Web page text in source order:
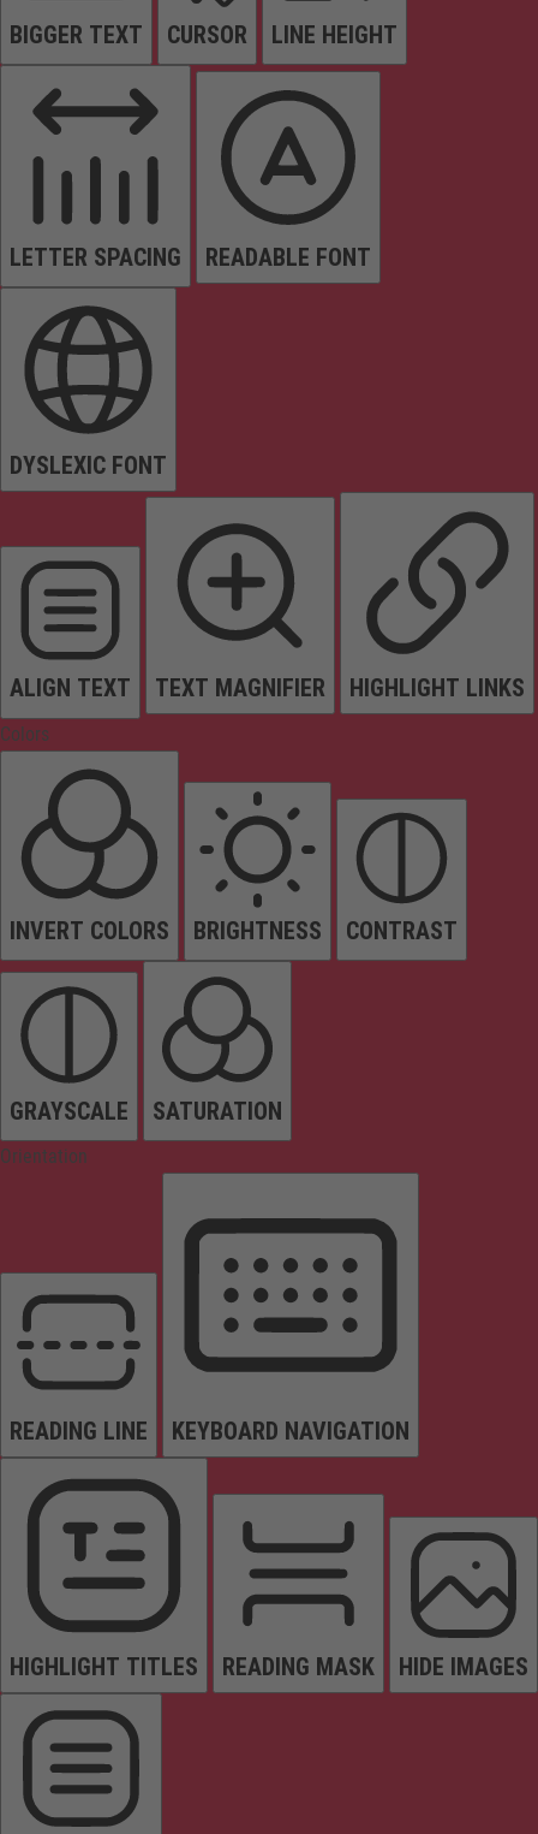
BIGGER TEXT CURSOR LINE HEIGHT
LETTER SPACING READABLE FONT
DYSLEXIC FONT
ALIGN TEXT TEXT MAGNIFIER HIGHLIGHT LINKS
Colors
INVERT COLORS BRIGHTNESS CONTRAST
GRAYSCALE SATURATION
Orientation
READING LINE KEYBOARD NAVIGATION
HIGHLIGHT TITLES READING MASK HIDE IMAGES